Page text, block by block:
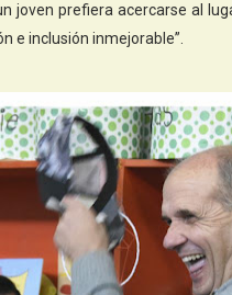
joven prefiera acercarse al
e inclusión inmejorable”.